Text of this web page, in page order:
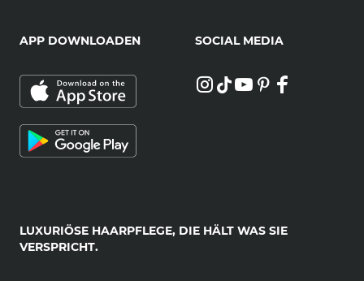
LUXURIÖSE HAARPFLEGE, DIE HÄLT WAS SIE
VERSPRICHT.
APP DOWNLOADEN SOCIAL MEDIA